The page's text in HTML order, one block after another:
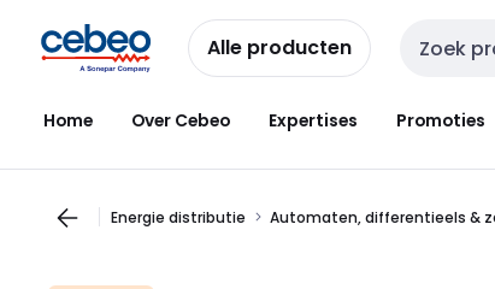
naar
navigatie
naar
inhoud
Alle producten Zoekveld
Home Over Cebeo Expertises Promoties
Energie distributie Automaten, differentieels &